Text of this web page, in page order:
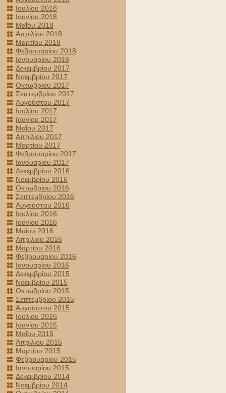
Ιουλίου 2018
Ιουνίου 2018
Μαΐου 2018
Απριλίου 2018
Μαρτίου 2018
Φεβρουαρίου 2018
Ιανουαρίου 2018
Δεκεμβρίου 2017
Νοεμβρίου 2017
Οκτωβρίου 2017
Σεπτεμβρίου 2017
Αυγούστου 2017
Ιουλίου 2017
Ιουνίου 2017
Μαΐου 2017
Απριλίου 2017
Μαρτίου 2017
Φεβρουαρίου 2017
Ιανουαρίου 2017
Δεκεμβρίου 2016
Νοεμβρίου 2016
Οκτωβρίου 2016
Σεπτεμβρίου 2016
Αυγούστου 2016
Ιουλίου 2016
Ιουνίου 2016
Μαΐου 2016
Απριλίου 2016
Μαρτίου 2016
Φεβρουαρίου 2016
Ιανουαρίου 2016
Δεκεμβρίου 2015
Νοεμβρίου 2015
Οκτωβρίου 2015
Σεπτεμβρίου 2015
Αυγούστου 2015
Ιουλίου 2015
Ιουνίου 2015
Μαΐου 2015
Απριλίου 2015
Μαρτίου 2015
Φεβρουαρίου 2015
Ιανουαρίου 2015
Δεκεμβρίου 2014
Νοεμβρίου 2014